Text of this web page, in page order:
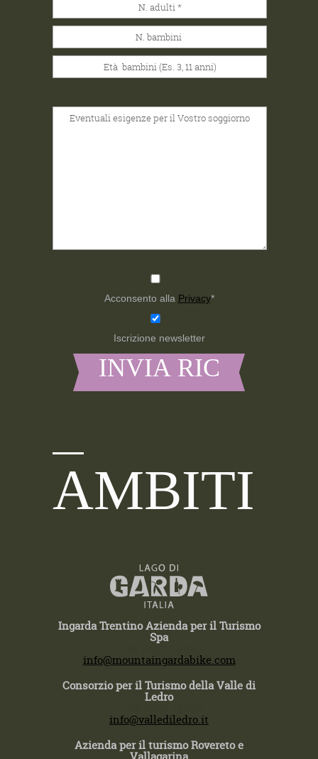
Acconsento alla Privacy*
Iscrizione newsletter
AMBITI
Ingarda Trentino Azienda per il Turismo
Spa
info@mountaingardabike.com
Consorzio per il Turismo della Valle di
Ledro
info@vallediledro.it
Azienda per il turismo Rovereto e